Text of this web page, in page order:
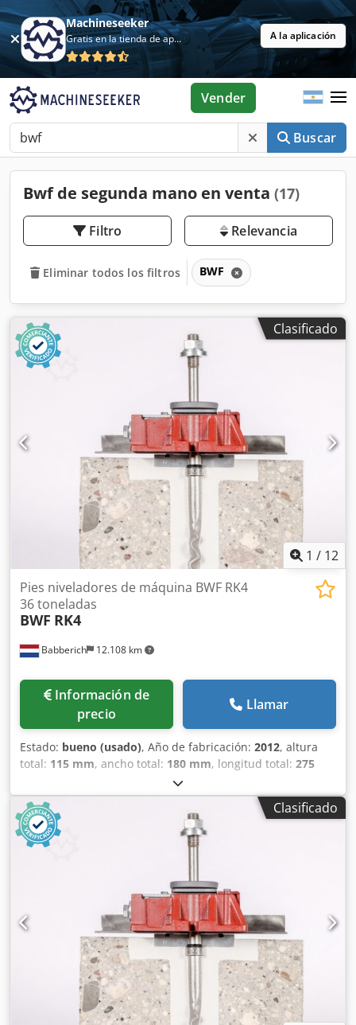
Machineseeker
Gratis en la tienda de aplicaciones A la aplicación
Buscar
Vender
Bwf de segunda mano en venta (17)
Filtro Relevancia
Eliminar todos los filtros BWF
Clasificado
1 / 12
Babberich 12.108 km
Pies niveladores de máquina BWF RK4
36 toneladas
BWF RK4
Información de
precio
Llamar
Estado: bueno (usado), Año de fabricación: 2012, altura
total: 115 mm, ancho total: 180 mm, longitud total: 275
, Patas niveladoras para máquinas, modelo BWF RK4,
36 toneladas. Longitud: 275 mm Anchura: 180 mm Altura:
115 mm Atención: la información de esta página ha sido
recopilada por nosotros con la mayor diligencia y, en la
medida de lo posible, obtenida del fabricante. La
información se proporciona de buena fe, pero no se puede
garantizar su exactitud. En consecuencia, no constituye
una declaración ni unas condiciones contractuales. Le
recomendamos que verifique todos los detalles
importantes. Dodpfxezqn Stj Acdeck
Clasificado